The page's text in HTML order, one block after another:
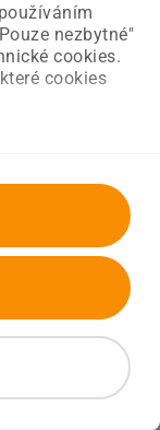
nezbytné"
cookies.
cookies
strana